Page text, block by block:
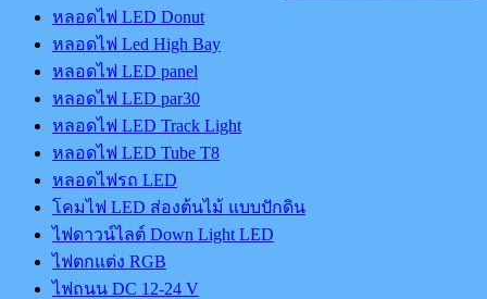
หลอดไฟ LED Donut
หลอดไฟ Led High Bay
หลอดไฟ LED panel
หลอดไฟ LED par30
หลอดไฟ LED Track Light
หลอดไฟ LED Tube T8
หลอดไฟรถ LED
โคมไฟ LED ส่องต้นไม้ แบบปักดิน
ไฟดาวน์ไลต์ Down Light LED
ไฟตกแต่ง RGB
ไฟถนน DC 12-24 V